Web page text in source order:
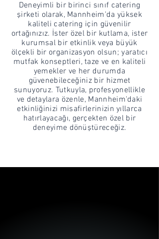
Deneyimli bir birinci sınıf catering
şirketi olarak, Mannheim'da yüksek
kaliteli catering için güvenilir
ortağınızız. İster özel bir kutlama, ister
kurumsal bir etkinlik veya büyük
ölçekli bir organizasyon olsun; yaratıcı
mutfak konseptleri, taze ve en kaliteli
yemekler ve her durumda
güvenebileceğiniz bir hizmet
sunuyoruz. Tutkuyla, profesyonellikle
ve detaylara özenle, Mannheim'daki
etkinliğinizi misafirlerinizin yıllarca
hatırlayacağı, gerçekten özel bir
deneyime dönüştüreceğiz.